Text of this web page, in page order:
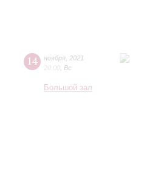
14 ноября 2021
20:00 Вс
Большой зал